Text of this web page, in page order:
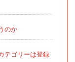
のか
テゴリーは登録